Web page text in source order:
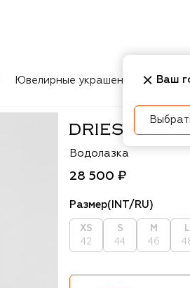
Ювелирные украшения
Dries Van Noten
Водолазка
28 500 ₽
Размер(INT/RU)
XS
42
S
44
M
46
L
Ваш